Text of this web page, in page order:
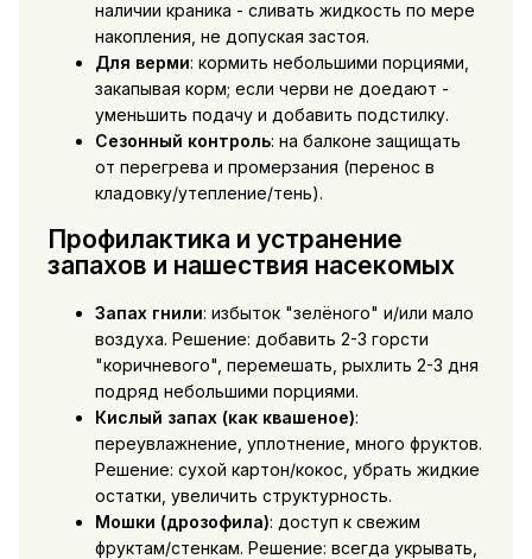
наличии краника - сливать жидкость по мере
накопления, не допуская застоя.
Для верми: кормить небольшими порциями,
закапывая корм; если черви не доедают -
уменьшить подачу и добавить подстилку.
Сезонный контроль: на балконе защищать
от перегрева и промерзания (перенос в
кладовку/утепление/тень).
Профилактика и устранение
запахов и нашествия насекомых
Запах гнили: избыток "зелёного" и/или мало
воздуха. Решение: добавить 2-3 горсти
"коричневого", перемешать, рыхлить 2-3 дня
подряд небольшими порциями.
Кислый запах (как квашеное):
переувлажнение, уплотнение, много фруктов.
Решение: сухой картон/кокос, убрать жидкие
остатки, увеличить структурность.
Мошки (дрозофила): доступ к свежим
фруктам/стенкам. Решение: всегда укрывать,